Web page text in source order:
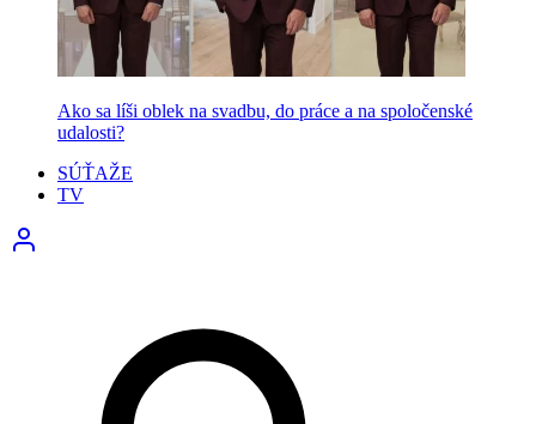
Ako sa líši oblek na svadbu, do práce a na spoločenské
udalosti?
SÚŤAŽE
TV